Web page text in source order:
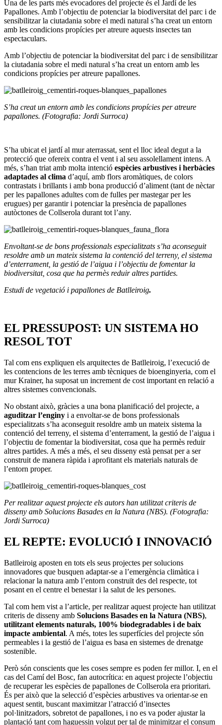
Una de les parts més evocadores del projecte és el Jardí de les
Papallones. Amb l’objectiu de potenciar la biodiversitat del parc i de
sensibilitzar la ciutadania sobre el medi natural s’ha creat un entorn
amb les condicions propícies per atreure aquests insectes tan
espectaculars.
Amb l’objectiu de potenciar la biodiversitat del parc i de sensibilitzar
la ciutadania sobre el medi natural s’ha creat un entorn amb les
condicions propícies per atreure papallones.
S’ha creat un entorn amb les condicions propícies per atreure
papallones. (Fotografia: Jordi Surroca)
S’ha ubicat el jardí al mur aterrassat, sent el lloc ideal degut a la
protecció que ofereix contra el vent i al seu assolellament intens. A
més, s’han triat amb molta intenció espècies arbustives i herbàcies
adaptades al clima d’aquí, amb flors aromàtiques, de colors
contrastats i brillants i amb bona producció d’aliment (tant de nèctar
per les papallones adultes com de fulles per mastegar per les
erugues) per garantir i potenciar la presència de papallones
autòctones de Collserola durant tot l’any.
Envoltant-se de bons professionals especialitzats s’ha aconseguit
resoldre amb un mateix sistema la contenció del terreny, el sistema
d’enterrament, la gestió de l’aigua i l’objectiu de fomentar la
biodiversitat, cosa que ha permès reduir altres partides.
Estudi de vegetació i papallones de Batlleiroig.
EL PRESSUPOST: UN SISTEMA HO
RESOL TOT
Tal com ens expliquen els arquitectes de Batlleiroig, l’execució de
les contencions de les terres amb tècniques de bioenginyeria, com el
mur Krainer, ha suposat un increment de cost important en relació a
altres sistemes convencionals.
No obstant això, gràcies a una bona planificació del projecte, a
aguditzar l’enginy i a envoltar-se de bons professionals
especialitzats s’ha aconseguit resoldre amb un mateix sistema la
contenció del terreny, el sistema d’enterrament, la gestió de l’aigua i
l’objectiu de fomentar la biodiversitat, cosa que ha permès reduir
altres partides. A més a més, el seu disseny està pensat per a ser
construit de manera ràpida i aprofitant els materials naturals de
l’entorn proper.
Per realitzar aquest projecte els autors han utilitzat criteris de
disseny amb Solucions Basades en la Natura (NBS). (Fotografia:
Jordi Surroca)
EL REPTE: EVOLUCIÓ I INNOVACIÓ
Batlleiroig aposten en tots els seus projectes per solucions
innovadores que busquen adaptar-se a l’emergència climàtica i
relacionar la natura amb l’entorn construït des del respecte, tot
posant en el centre el benestar i la salut de les persones.
Tal com hem vist a l’article, per realitzar aquest projecte han utilitzat
criteris de disseny amb Solucions Basades en la Natura (NBS),
utilitzant elements naturals, 100% biodegradables i de baix
impacte ambiental. A més, totes les superfícies del projecte són
permeables i la gestió de l’aigua es basa en sistemes de drenatge
sostenible.
Però són conscients que les coses sempre es poden fer millor. I, en el
cas del Camí del Bosc, fan autocrítica: en aquest projecte l’objectiu
de recuperar les espècies de papallones de Collserola era prioritari.
És per això que la selecció d’espècies arbustives va orientar-se en
aquest sentit, buscant maximitzar l’atracció d’insectes
pol·linitzadors, sobretot de papallones, i no es va poder ajustar la
plantació tant com haguessin volgut per tal de minimitzar el consum